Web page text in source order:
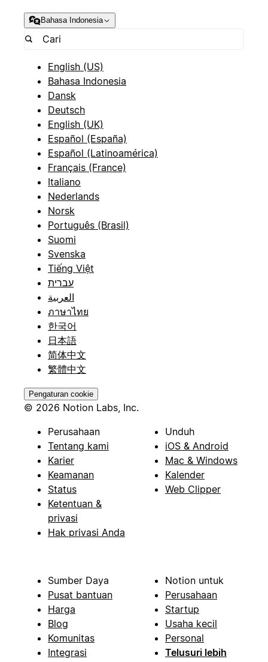
Bahasa Indonesia
English (US)
Bahasa Indonesia
Dansk
Deutsch
English (UK)
Español (España)
Español (Latinoamérica)
Français (France)
Italiano
Nederlands
Norsk
Português (Brasil)
Suomi
Svenska
Tiếng Việt
עברית
العربية
ภาษาไทย
한국어
日本語
简体中文
繁體中文
Pengaturan cookie
© 2026 Notion Labs, Inc.
Perusahaan
Tentang kami
Karier
Keamanan
Status
Ketentuan &
privasi
Hak privasi Anda
Unduh
iOS & Android
Mac & Windows
Kalender
Web Clipper
Sumber Daya
Pusat bantuan
Harga
Blog
Komunitas
Integrasi
Notion untuk
Perusahaan
Startup
Usaha kecil
Personal
Telusuri lebih